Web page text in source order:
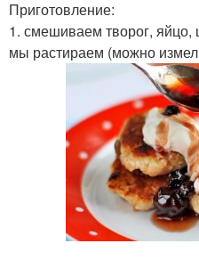
Приготовление:
1. смешиваем творог, яйцо,
мы растираем (можно